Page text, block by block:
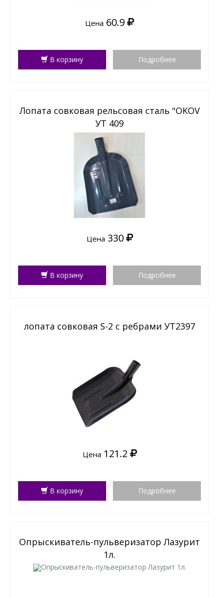
Цена 60.9
В корзину Подробнее
Лопата совковая рельсовая сталь "OKOV
УТ 409
Цена 330
В корзину Подробнее
лопата совковая S-2 с ребрами УТ2397
Цена 121.2
В корзину Подробнее
Опрыскиватель-пульверизатор Лазурит
1л.